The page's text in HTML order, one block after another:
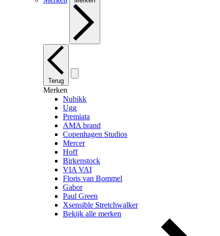
Terug
Merken
Nubikk
Ugg
Premiata
AMA brand
Copenhagen Studios
Mercer
Hoff
Birkenstock
VIA VAI
Floris van Bommel
Gabor
Paul Green
Xsensible Stretchwalker
Bekijk alle merken